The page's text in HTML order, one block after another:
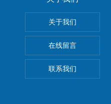
关于我们
在线留言
联系我们